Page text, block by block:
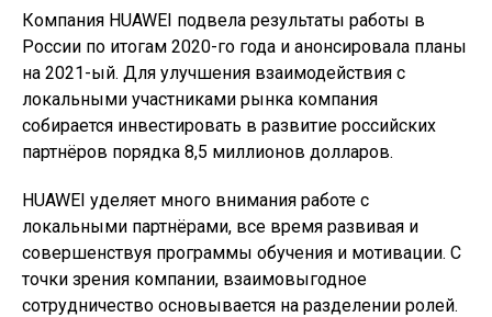
Компания HUAWEI подвела результаты работы в
России по итогам 2020-го года и анонсировала планы
на 2021-ый. Для улучшения взаимодействия с
локальными участниками рынка компания
собирается инвестировать в развитие российских
партнёров порядка 8,5 миллионов долларов.
HUAWEI уделяет много внимания работе с
локальными партнёрами, все время развивая и
совершенствуя программы обучения и мотивации. С
точки зрения компании, взаимовыгодное
сотрудничество основывается на разделении ролей.